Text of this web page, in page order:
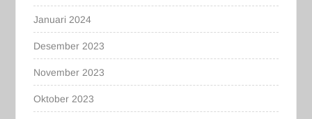
Januari 2024
Desember 2023
November 2023
Oktober 2023